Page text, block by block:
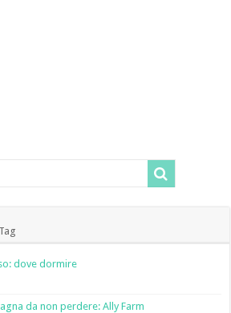
Tag
dove dormire
da non perdere: Ally Farm